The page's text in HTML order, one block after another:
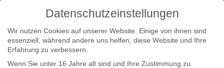
Datenschutzeinstellungen
Wir nutzen Cookies auf unserer Website. Einige von ihnen sind
essenziell, während andere uns helfen, diese Website und Ihre
Erfahrung zu verbessern.
Wenn Sie unter 16 Jahre alt sind und Ihre Zustimmung zu